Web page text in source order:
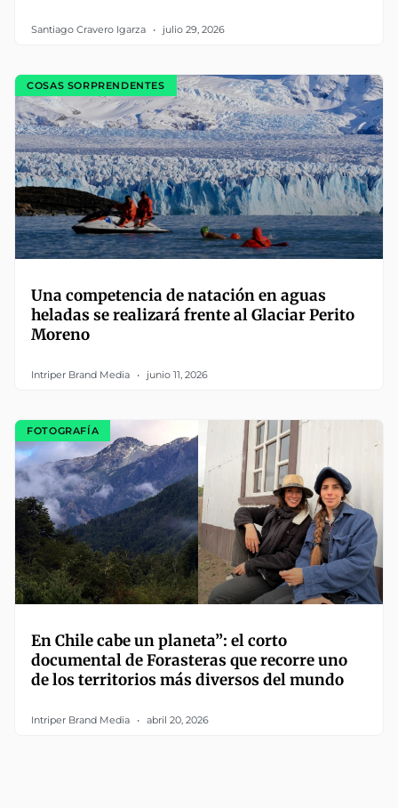
Santiago Cravero Igarza julio 29, 2026
COSAS SORPRENDENTES
Una competencia de natación en aguas
heladas se realizará frente al Glaciar Perito
Moreno
Intriper Brand Media junio 11, 2026
FOTOGRAFÍA
En Chile cabe un planeta”: el corto
documental de Forasteras que recorre uno
de los territorios más diversos del mundo
Intriper Brand Media abril 20, 2026